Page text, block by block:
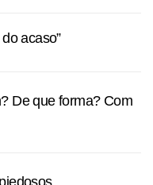
acaso”
De que forma? Com